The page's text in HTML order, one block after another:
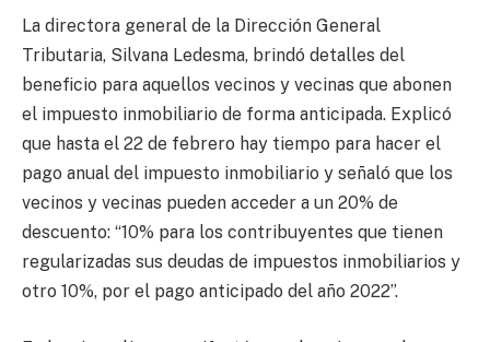
La directora general de la Dirección General
Tributaria, Silvana Ledesma, brindó detalles del
beneficio para aquellos vecinos y vecinas que abonen
el impuesto inmobiliario de forma anticipada. Explicó
que hasta el 22 de febrero hay tiempo para hacer el
pago anual del impuesto inmobiliario y señaló que los
vecinos y vecinas pueden acceder a un 20% de
descuento: “10% para los contribuyentes que tienen
regularizadas sus deudas de impuestos inmobiliarios y
otro 10%, por el pago anticipado del año 2022”.